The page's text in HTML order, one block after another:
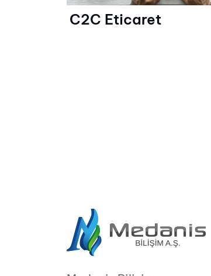
C2C Eticaret